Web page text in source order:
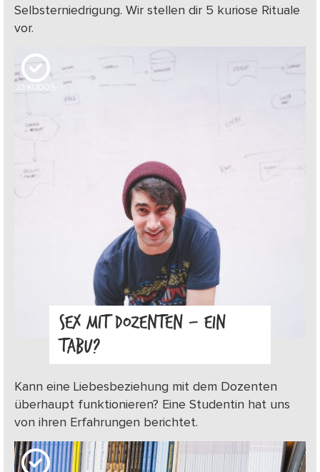
Selbsterniedrigung. Wir stellen dir 5 kuriose Rituale
vor.
23 KUDOS
SEX MIT DOZENTEN – EIN
TABU?
Kann eine Liebesbeziehung mit dem Dozenten
überhaupt funktionieren? Eine Studentin hat uns
von ihren Erfahrungen berichtet.